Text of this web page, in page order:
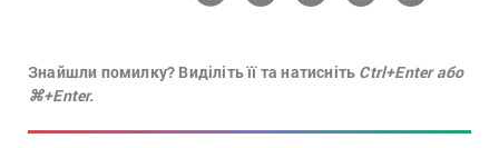
Знайшли помилку? Виділіть її та натисніть Ctrl+Enter або
⌘+Enter.